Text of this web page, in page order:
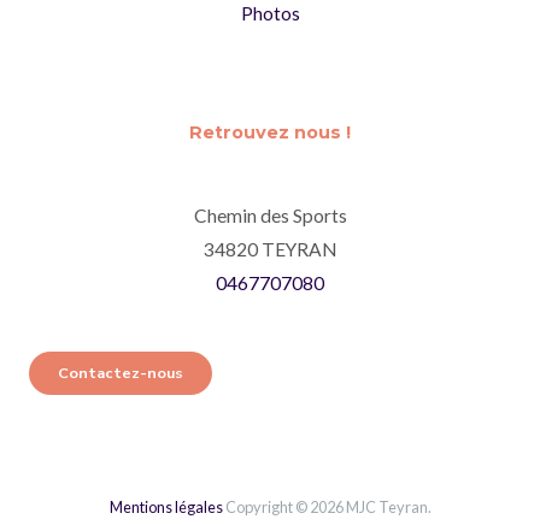
Photos
Retrouvez nous !
Chemin des Sports
34820 TEYRAN
0467707080
Contactez-nous
Mentions légalesCopyright © 2026 MJC Teyran.